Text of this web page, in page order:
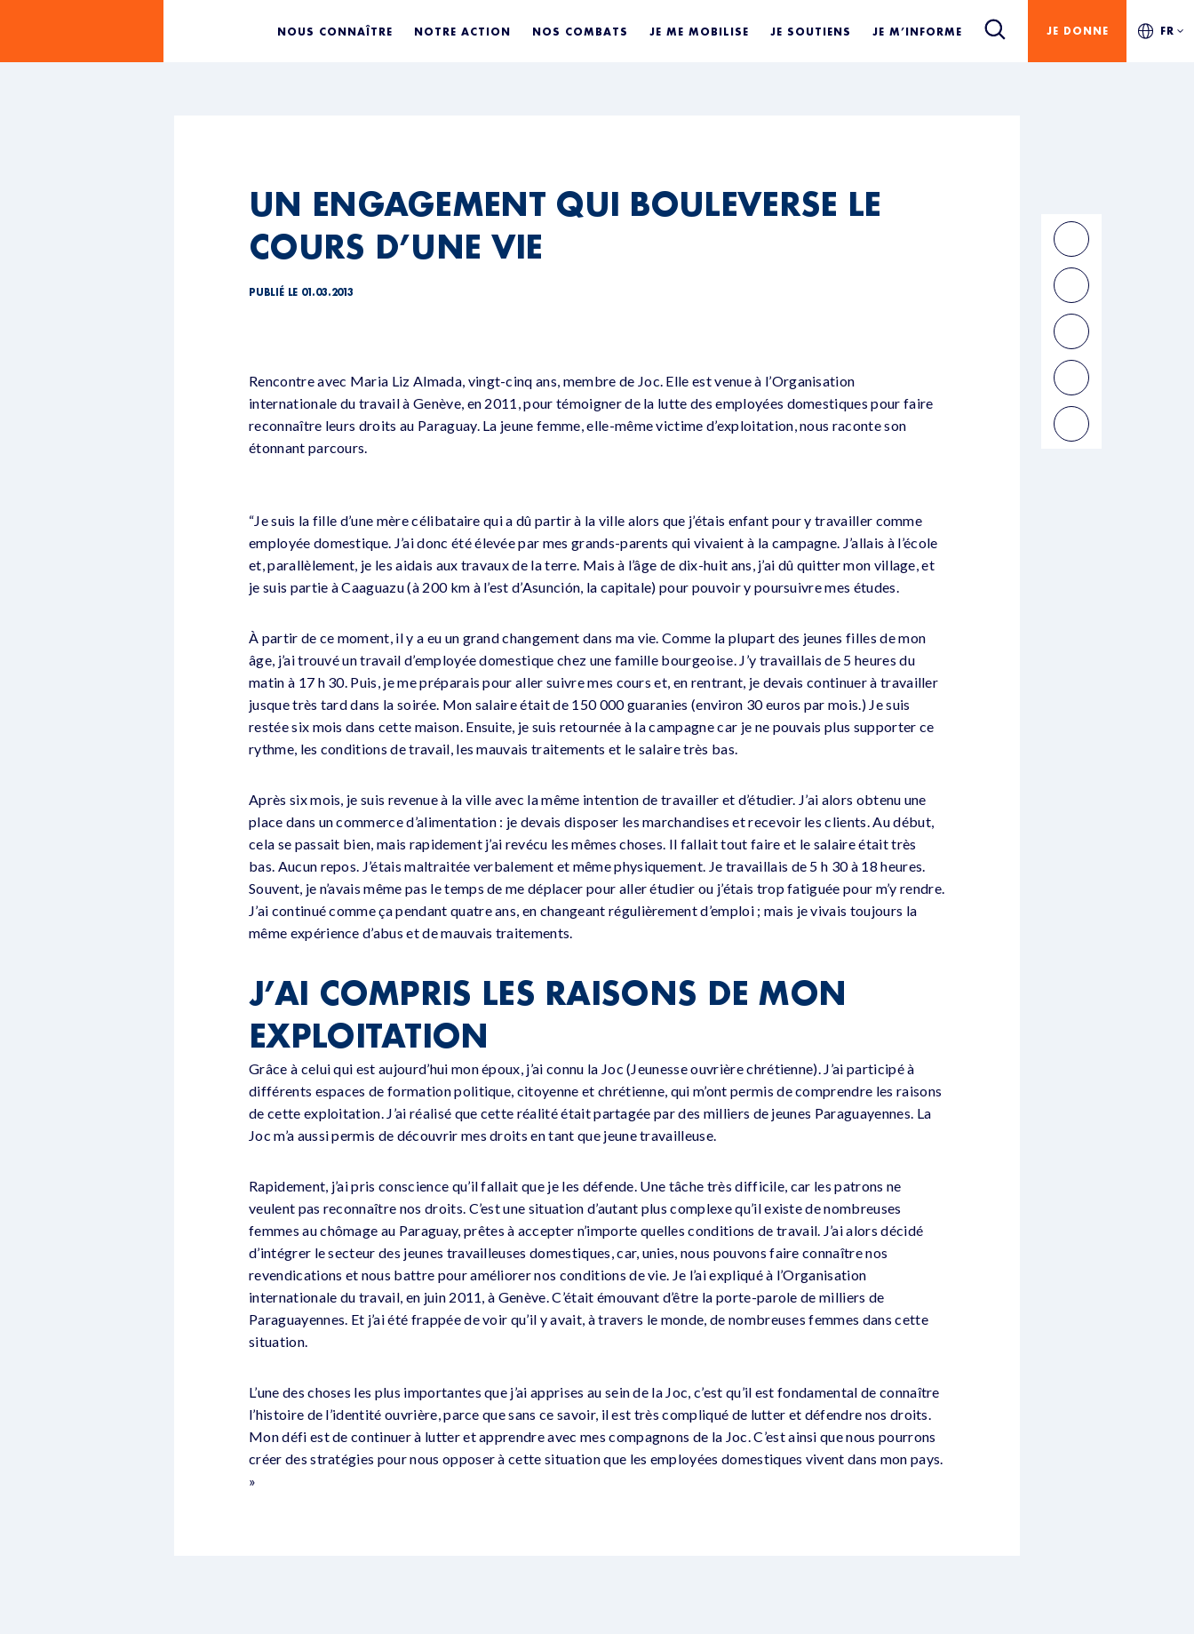
NOUS CONNAÎTRE NOTRE ACTION NOS COMBATS JE ME MOBILISE JE SOUTIENS JE M’INFORME JE DONNE FR
UN ENGAGEMENT QUI BOULEVERSE LE
COURS D’UNE VIE
PUBLIÉ LE 01.03.2013
Rencontre avec Maria Liz Almada, vingt-cinq ans, membre de Joc. Elle est venue à l’Organisation
internationale du travail à Genève, en 2011, pour témoigner de la lutte des employées domestiques pour faire
reconnaître leurs droits au Paraguay. La jeune femme, elle-même victime d’exploitation, nous raconte son
étonnant parcours.
“Je suis la fille d’une mère célibataire qui a dû partir à la ville alors que j’étais enfant pour y travailler comme
employée domestique. J’ai donc été élevée par mes grands-parents qui vivaient à la campagne. J’allais à l’école
et, parallèlement, je les aidais aux travaux de la terre. Mais à l’âge de dix-huit ans, j’ai dû quitter mon village, et
je suis partie à Caaguazu (à 200 km à l’est d’Asunción, la capitale) pour pouvoir y poursuivre mes études.
À partir de ce moment, il y a eu un grand changement dans ma vie. Comme la plupart des jeunes filles de mon
âge, j’ai trouvé un travail d’employée domestique chez une famille bourgeoise. J’y travaillais de 5 heures du
matin à 17 h 30. Puis, je me préparais pour aller suivre mes cours et, en rentrant, je devais continuer à travailler
jusque très tard dans la soirée. Mon salaire était de 150 000 guaranies (environ 30 euros par mois.) Je suis
restée six mois dans cette maison. Ensuite, je suis retournée à la campagne car je ne pouvais plus supporter ce
rythme, les conditions de travail, les mauvais traitements et le salaire très bas.
Après six mois, je suis revenue à la ville avec la même intention de travailler et d’étudier. J’ai alors obtenu une
place dans un commerce d’alimentation : je devais disposer les marchandises et recevoir les clients. Au début,
cela se passait bien, mais rapidement j’ai revécu les mêmes choses. Il fallait tout faire et le salaire était très
bas. Aucun repos. J’étais maltraitée verbalement et même physiquement. Je travaillais de 5 h 30 à 18 heures.
Souvent, je n’avais même pas le temps de me déplacer pour aller étudier ou j’étais trop fatiguée pour m’y rendre.
J’ai continué comme ça pendant quatre ans, en changeant régulièrement d’emploi ; mais je vivais toujours la
même expérience d’abus et de mauvais traitements.
J’AI COMPRIS LES RAISONS DE MON
EXPLOITATION
Grâce à celui qui est aujourd’hui mon époux, j’ai connu la Joc (Jeunesse ouvrière chrétienne). J’ai participé à
différents espaces de formation politique, citoyenne et chrétienne, qui m’ont permis de comprendre les raisons
de cette exploitation. J’ai réalisé que cette réalité était partagée par des milliers de jeunes Paraguayennes. La
Joc m’a aussi permis de découvrir mes droits en tant que jeune travailleuse.
Rapidement, j’ai pris conscience qu’il fallait que je les défende. Une tâche très difficile, car les patrons ne
veulent pas reconnaître nos droits. C’est une situation d’autant plus complexe qu’il existe de nombreuses
femmes au chômage au Paraguay, prêtes à accepter n’importe quelles conditions de travail. J’ai alors décidé
d’intégrer le secteur des jeunes travailleuses domestiques, car, unies, nous pouvons faire connaître nos
revendications et nous battre pour améliorer nos conditions de vie. Je l’ai expliqué à l’Organisation
internationale du travail, en juin 2011, à Genève. C’était émouvant d’être la porte-parole de milliers de
Paraguayennes. Et j’ai été frappée de voir qu’il y avait, à travers le monde, de nombreuses femmes dans cette
situation.
L’une des choses les plus importantes que j’ai apprises au sein de la Joc, c’est qu’il est fondamental de connaître
l’histoire de l’identité ouvrière, parce que sans ce savoir, il est très compliqué de lutter et défendre nos droits.
Mon défi est de continuer à lutter et apprendre avec mes compagnons de la Joc. C’est ainsi que nous pourrons
créer des stratégies pour nous opposer à cette situation que les employées domestiques vivent dans mon pays.
»